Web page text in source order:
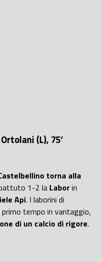
(L), 75’
torna alla
1-2 la Laborin
Api. I laborini di
primo tempo in vantaggio,
di un calcio di rigore.